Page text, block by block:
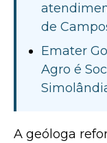
de
Emater
Agro é
A geóloga